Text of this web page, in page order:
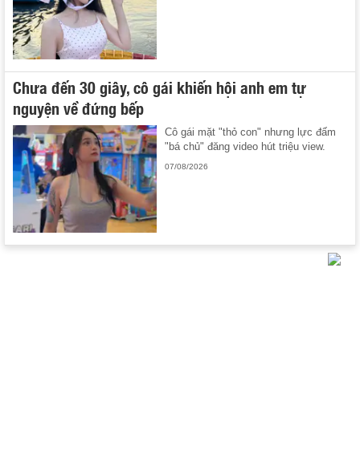
Chưa đến 30 giây, cô gái khiến hội anh em tự
nguyện về đứng bếp
Cô gái mặt "thỏ con" nhưng lực đấm
"bá chủ" đăng video hút triệu view.
07/08/2026